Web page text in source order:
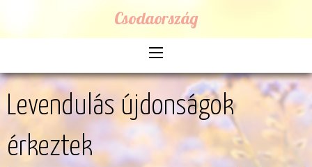
Csodaország
Levendulás újdonságok
érkeztek